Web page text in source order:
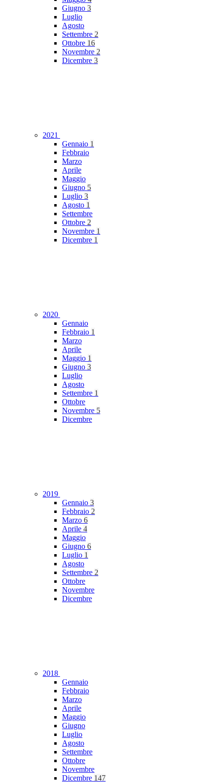
Giugno 3
Luglio
Agosto
Settembre 2
Ottobre 16
Novembre 2
Dicembre 3
2021
Gennaio 1
Febbraio
Marzo
Aprile
Maggio
Giugno 5
Luglio 3
Agosto 1
Settembre
Ottobre 2
Novembre 1
Dicembre 1
2020
Gennaio
Febbraio 1
Marzo
Aprile
Maggio 1
Giugno 3
Luglio
Agosto
Settembre 1
Ottobre
Novembre 5
Dicembre
2019
Gennaio 3
Febbraio 2
Marzo 6
Aprile 4
Maggio
Giugno 6
Luglio 1
Agosto
Settembre 2
Ottobre
Novembre
Dicembre
2018
Gennaio
Febbraio
Marzo
Aprile
Maggio
Giugno
Luglio
Agosto
Settembre
Ottobre
Novembre
Dicembre 147